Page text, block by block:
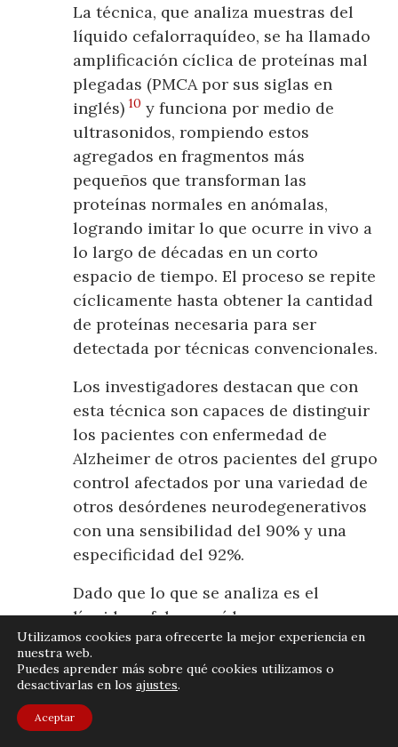
La técnica, que analiza muestras del
líquido cefalorraquídeo, se ha llamado
amplificación cíclica de proteínas mal
plegadas (PMCA por sus siglas en
inglés)10 y funciona por medio de
ultrasonidos, rompiendo estos
agregados en fragmentos más
pequeños que transforman las
proteínas normales en anómalas,
logrando imitar lo que ocurre in vivo a
lo largo de décadas en un corto
espacio de tiempo. El proceso se repite
cíclicamente hasta obtener la cantidad
de proteínas necesaria para ser
detectada por técnicas convencionales.
Los investigadores destacan que con
esta técnica son capaces de distinguir
los pacientes con enfermedad de
Alzheimer de otros pacientes del grupo
control afectados por una variedad de
otros desórdenes neurodegenerativos
con una sensibilidad del 90% y una
especificidad del 92%.
Dado que lo que se analiza es el
líquido cefalorraquídeo, un proceso
caro y muy molesto para los pacientes,
el equipo está embarcado ya en el
siguiente paso que será adaptar la
tecnología para su detección en
sangre u orina.
Utilizamos cookies para ofrecerte la mejor experiencia en
nuestra web.
Puedes aprender más sobre qué cookies utilizamos o
desactivarlas en los ajustes.
Aceptar